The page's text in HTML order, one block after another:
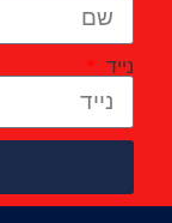
נייד